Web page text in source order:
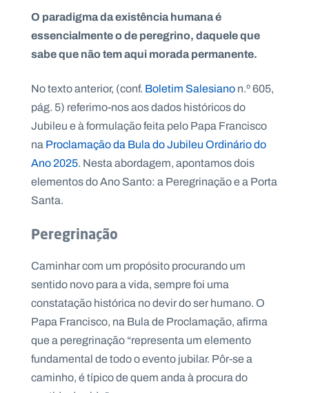
O paradigma da existência humana é
essencialmente o de peregrino, daquele que
sabe que não tem aqui morada permanente.
No texto anterior, (conf. Boletim Salesianon.º 605,
pág. 5) referimo-nos aos dados históricos do
Jubileu e à formulação feita pelo Papa Francisco
naProclamação da Bula do Jubileu Ordinário do
Ano 2025. Nesta abordagem, apontamos dois
elementos do Ano Santo: a Peregrinação e a Porta
Santa.
Peregrinação
Caminhar com um propósito procurando um
sentido novo para a vida, sempre foi uma
constatação histórica no devir do ser humano. O
Papa Francisco, na Bula de Proclamação, afirma
que a peregrinação “representa um elemento
fundamental de todo o evento jubilar. Pôr-se a
caminho, é típico de quem anda à procura do
Recursos
Notícias
P
R
A
L
N
A
L
a
l
e
s
i
a
n
o
s
.
p